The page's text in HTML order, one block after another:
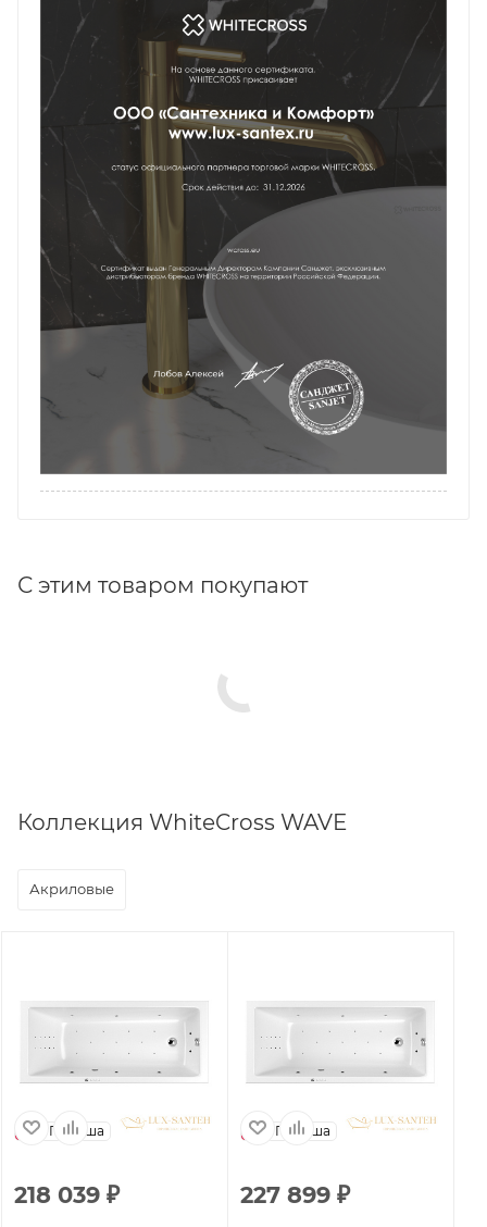
С этим товаром покупают
Коллекция WhiteCross WAVE
Акриловые
Польша
218 039 ₽
Польша
227 899 ₽